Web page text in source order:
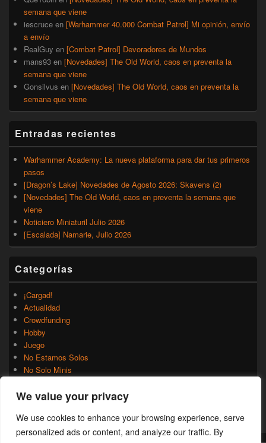
We value your privacy
We use cookies to enhance your browsing experience, serve
personalized ads or content, and analyze our traffic. By
semana que viene
iescruce en [Warhammer 40.000 Combat Patrol] Mi opinión, envío
a envío
RealGuy en [Combat Patrol] Devoradores de Mundos
mans93 en [Novedades] The Old World, caos en preventa la
semana que viene
Gonsilvus en [Novedades] The Old World, caos en preventa la
semana que viene
Entradas recientes
Warhammer Academy: La nueva plataforma para dar tus primeros
pasos
[Dragon’s Lake] Novedades de Agosto 2026: Skavens (2)
[Novedades] The Old World, caos en preventa la semana que
viene
Noticiero Miniaturil Julio 2026
[Escalada] Namarie, Julio 2026
Categorías
¡Cargad!
Actualidad
Crowdfunding
Hobby
Juego
No Estamos Solos
No Solo Minis
Rumores
Uncategorized